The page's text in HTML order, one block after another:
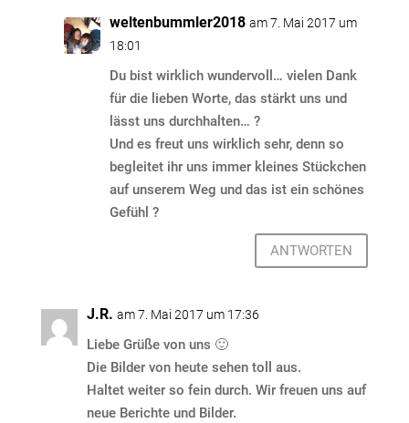
weltenbummler2018 am 7. Mai 2017 um
18:01
Du bist wirklich wundervoll… vielen Dank
für die lieben Worte, das stärkt uns und
lässt uns durchhalten… ?
Und es freut uns wirklich sehr, denn so
begleitet ihr uns immer kleines Stückchen
auf unserem Weg und das ist ein schönes
Gefühl ?
ANTWORTEN
J.R. am 7. Mai 2017 um 17:36
Liebe Grüße von uns 🙂
Die Bilder von heute sehen toll aus.
Haltet weiter so fein durch. Wir freuen uns auf
neue Berichte und Bilder.